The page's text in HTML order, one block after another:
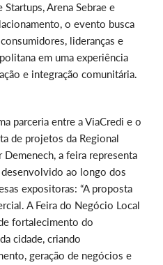
Arena Sebrae e
o evento busca
lideranças e
em uma experiência
e integração comunitária.
parceria entre a ViaCredi e o
de projetos da Regional
Demenech, a feira representa
ao longo dos
expositoras: “A proposta
A Feira do Negócio Local
fortalecimento do
cidade, criando
geração de negócios e